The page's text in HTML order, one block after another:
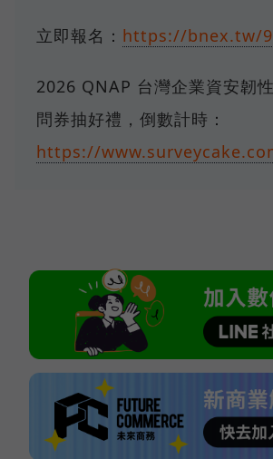
立即報名： https://bnex.tw/
2026 QNAP 台灣企業資安韌
問券抽好禮，倒數計時：
https://